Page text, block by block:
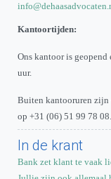
Kantoortijden:
Ons kantoor is
uur.
Buiten kantooruren zijn
op +31 (06) 51 99 78 08.
In de krant
Bank zet klant te vaak